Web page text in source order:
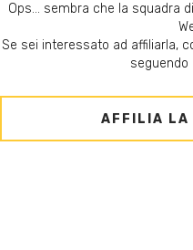
Ops... sembra che la squadra
Se sei interessato ad affiliarla,
seguendo
AFFILIA LA